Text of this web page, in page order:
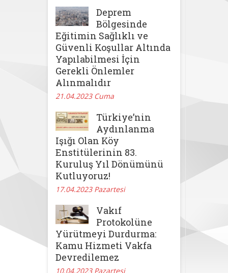
Deprem
Bölgesinde
Eğitimin Sağlıklı ve
Güvenli Koşullar Altında
Yapılabilmesi İçin
Gerekli Önlemler
Alınmalıdır
21.04.2023 Cuma
Türkiye’nin
Aydınlanma
Işığı Olan Köy
Enstitülerinin 83.
Kuruluş Yıl Dönümünü
Kutluyoruz!
17.04.2023 Pazartesi
Vakıf
Protokolüne
Yürütmeyi Durdurma:
Kamu Hizmeti Vakfa
Devredilemez
10.04.2023 Pazartesi